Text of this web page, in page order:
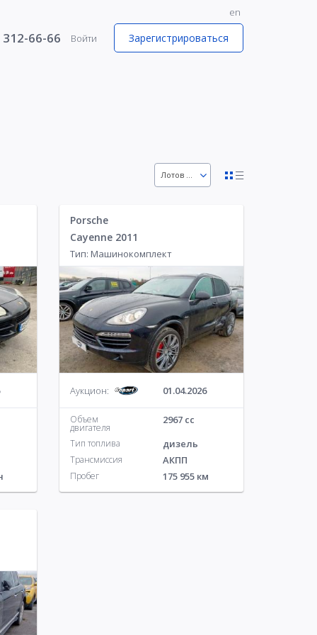
66-66 Войти Зарегистрироваться
en
Лотов 36
Porsche
Cayenne 2011
Тип: Машинокомплект
Аукцион: 01.04.2026
Объем
двигателя
2967 cc
Тип топлива дизель
Трансмиссия АКПП
Пробег 175 955 км